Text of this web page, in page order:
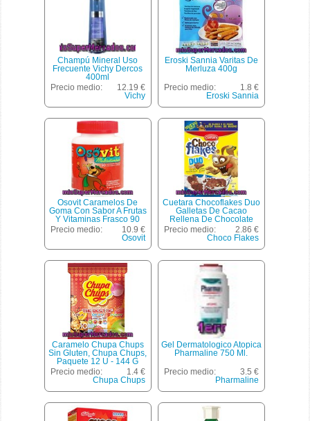
Champú Mineral Uso
Frecuente Vichy Dercos
400ml
Precio medio:
12.19 €
Vichy
Eroski Sannia Varitas De
Merluza 400g
Precio medio:
1.8 €
Eroski Sannia
Osovit Caramelos De
Goma Con Sabor A Frutas
Y Vitaminas Frasco 90
Unidades
Precio medio:
10.9 €
Osovit
Cuetara Chocoflakes Duo
Galletas De Cacao
Rellena De Chocolate
Blanco Estuche 450 G
Precio medio:
2.86 €
Choco Flakes
Caramelo Chupa Chups
Sin Gluten, Chupa Chups,
Paquete 12 U - 144 G
Precio medio:
1.4 €
Chupa Chups
Gel Dermatologico Atopica
Pharmaline 750 Ml.
Precio medio:
3.5 €
Pharmaline